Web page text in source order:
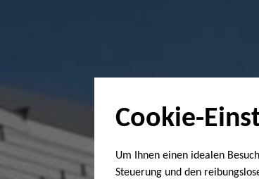
Cookie-
Um Ihnen einen idealen
Steuerung und den